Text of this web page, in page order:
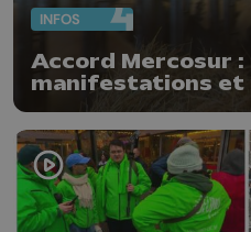
INFOS
Accord Mercosur :
manifestations et